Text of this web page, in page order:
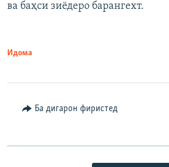
ва баҳси зиёдеро барангехт.
Идома
Ба дигарон фиристед